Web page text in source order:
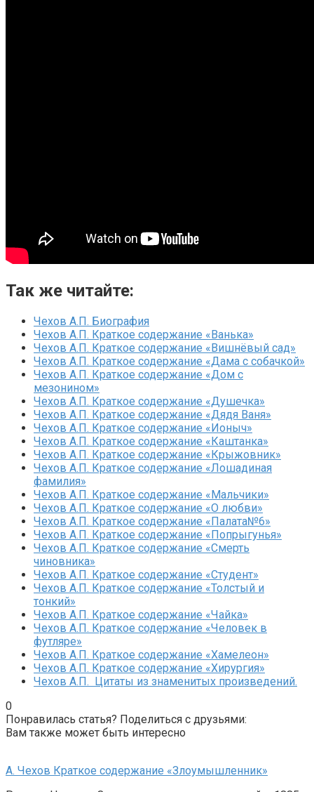
Так же читайте:
Чехов А.П. Биография
Чехов А.П. Краткое содержание «Ванька»
Чехов А.П. Краткое содержание «Вишнёвый сад»
Чехов А.П. Краткое содержание «Дама с собачкой»
Чехов А.П. Краткое содержание «Дом с
мезонином»
Чехов А.П. Краткое содержание «Душечка»
Чехов А.П. Краткое содержание «Дядя Ваня»
Чехов А.П. Краткое содержание «Ионыч»
Чехов А.П. Краткое содержание «Каштанка»
Чехов А.П. Краткое содержание «Крыжовник»
Чехов А.П. Краткое содержание «Лошадиная
фамилия»
Чехов А.П. Краткое содержание «Мальчики»
Чехов А.П. Краткое содержание «О любви»
Чехов А.П. Краткое содержание «Палата№6»
Чехов А.П. Краткое содержание «Попрыгунья»
Чехов А.П. Краткое содержание «Смерть
чиновника»
Чехов А.П. Краткое содержание «Студент»
Чехов А.П. Краткое содержание «Толстый и
тонкий»
Чехов А.П. Краткое содержание «Чайка»
Чехов А.П. Краткое содержание «Человек в
футляре»
Чехов А.П. Краткое содержание «Хамелеон»
Чехов А.П. Краткое содержание «Хирургия»
Чехов А.П. Цитаты из знаменитых произведений.
0
Понравилась статья? Поделиться с друзьями:
Вам также может быть интересно
А. Чехов Краткое содержание «Злоумышленник»